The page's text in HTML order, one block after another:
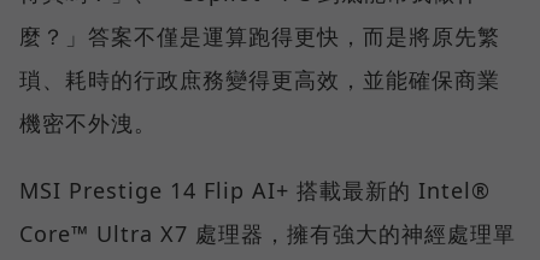
麼？」答案不僅是運算跑得更快，而是將原先繁
瑣、耗時的行政庶務變得更高效，並能確保商業
機密不外洩。
MSI Prestige 14 Flip AI+ 搭載最新的 Intel®
Core™ Ultra X7 處理器，擁有強大的神經處理單